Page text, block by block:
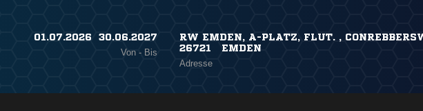
01.07.2026 ​ 30.06.2027
Von - Bis
RW EMDEN, A-PLATZ, FLUT. ,
26721 EMDEN
Adresse